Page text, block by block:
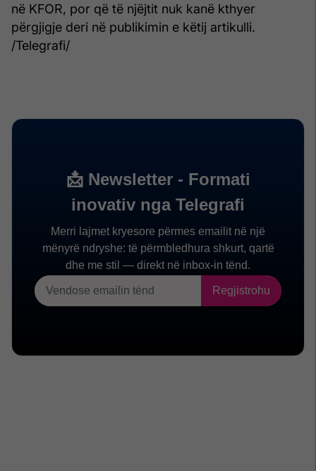
në KFOR, por që të njëjtit nuk kanë kthyer
përgjigje deri në publikimin e këtij artikulli.
/Telegrafi/